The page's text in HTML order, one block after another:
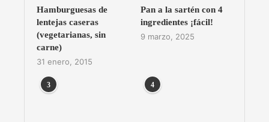
Hamburguesas de
lentejas caseras
(vegetarianas, sin
carne)
31 enero, 2015
Pan a la sartén con 4
ingredientes ¡fácil!
9 marzo, 2025
3 4